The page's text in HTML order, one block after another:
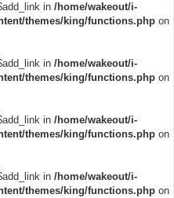
in /home/wakeout/i-
themes/king/functions.php on
in /home/wakeout/i-
themes/king/functions.php on
in /home/wakeout/i-
themes/king/functions.php on
in /home/wakeout/i-
themes/king/functions.php on